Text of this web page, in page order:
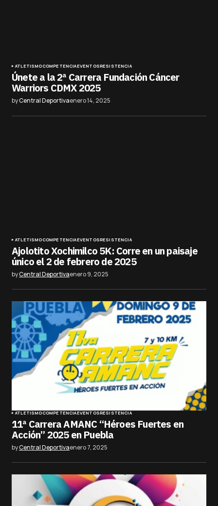
ATLETISMOCOMPETENCIAEVENTOSRESISTENCIA
Únete a la 2ª Carrera Fundación Cáncer
Warriors CDMX 2025
byCentral Deportivaenero 14, 2025
ATLETISMOCOMPETENCIAEVENTOSRESISTENCIA
Ajolotito Xochimilco 5K: Corre en un paisaje
único el 2 de febrero de 2025
byCentral Deportivaenero 9, 2025
ATLETISMOCOMPETENCIAEVENTOSRESISTENCIA
11ª Carrera AMANC “Héroes Fuertes en
Acción” 2025 en Puebla
byCentral Deportivaenero 7, 2025